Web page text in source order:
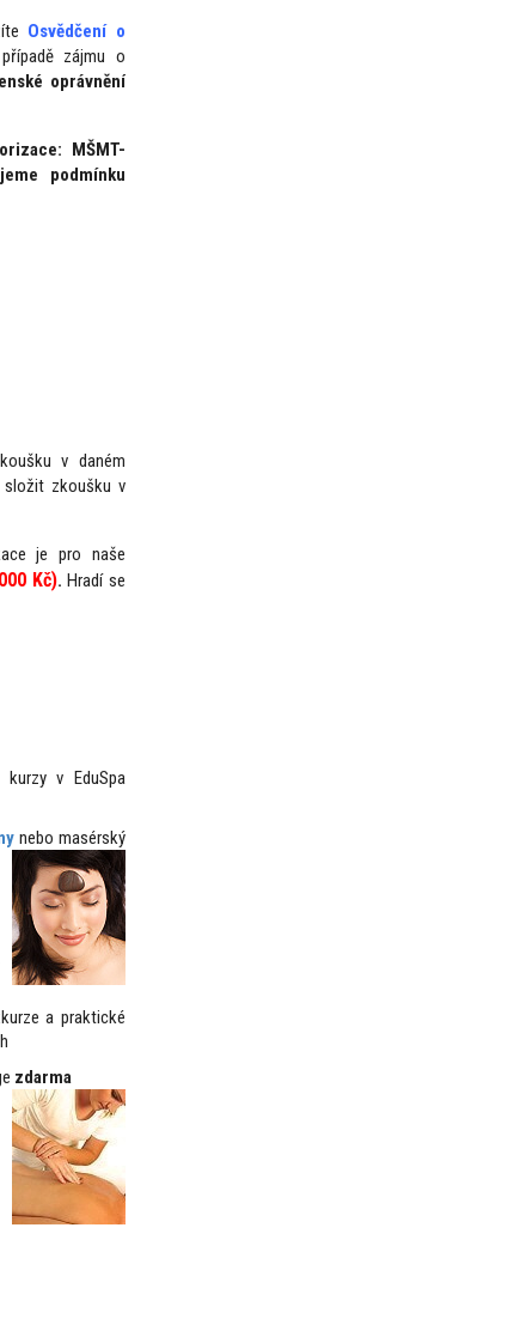
Osvědčení o
zájmu o
oprávnění
MŠMT-
podmínku
v daném
složit zkoušku v
je pro naše
Kč). Hradí se
v EduSpa
nebo masérský
a praktické
zdarma